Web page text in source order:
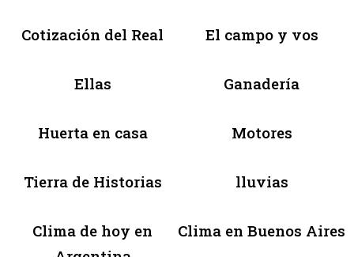
Cotización del Real El campo y vos
Ellas Ganadería
Huerta en casa Motores
Tierra de Historias lluvias
Clima de hoy en
Clima en Buenos Aires